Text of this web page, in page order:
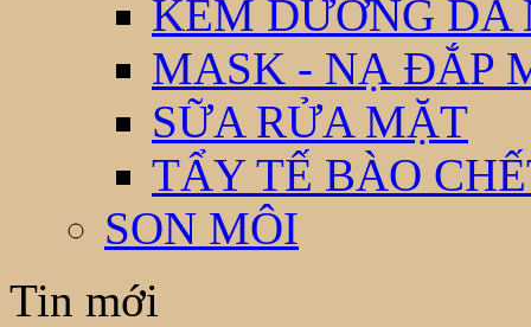
KEM DƯỠNG DA
MASK - NẠ ĐẮP
SỮA RỬA MẶT
TẨY TẾ BÀO
SON MÔI
Tin mới